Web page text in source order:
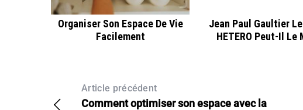
Organiser Son Espace De Vie
Facilement
Jean Paul Gaultier
HETERO Peut-Il Le
Article précédent
Comment optimiser son espace avec la